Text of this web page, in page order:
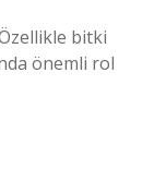
bitki
önemli rol